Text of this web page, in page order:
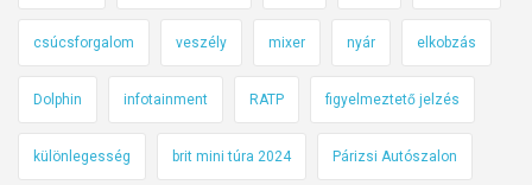
csúcsforgalom veszély mixer nyár elkobzás
Dolphin infotainment RATP figyelmeztető jelzés
különlegesség brit mini túra 2024 Párizsi Autószalon